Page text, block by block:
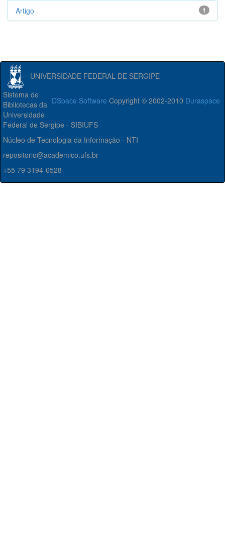
1
Artigo
UNIVERSIDADE FEDERAL DE SERGIPE
DSpace Software Copyright © 2002-2010 Duraspace
Sistema de
Bibliotecas da
Universidade
Federal de Sergipe - SIBIUFS
Núcleo de Tecnologia da Informação - NTI
repositorio@academico.ufs.br
+55 79 3194-6528